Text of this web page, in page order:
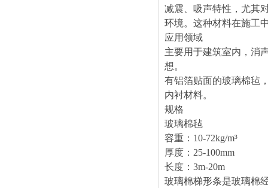
减震、吸声特性，尤其
环境。这种材料在施工
应用领域
主要用于建筑室内，消
想。
有铝箔贴面的玻璃棉毡
内衬材料。
规格
玻璃棉毡
容重： 10-72kg/m³
厚度： 25-100mm
长度：
玻璃棉梯形条是玻璃棉